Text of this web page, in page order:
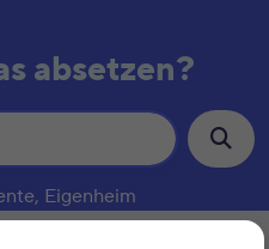
absetzen?
Eigenheim